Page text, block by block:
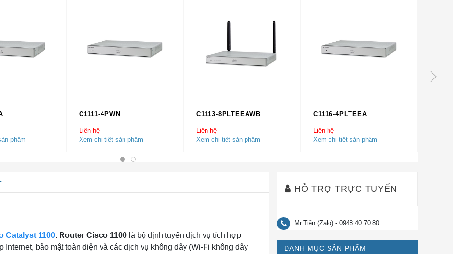
phẩm
C1111-4PWN
Liên hệ
Xem chi tiết sản phẩm
C1113-8PLTEEAWB
Liên hệ
Xem chi tiết sản phẩm
C1116-4PLTEEA
Liên hệ
Xem chi tiết sản phẩm
Catalyst 1100. Router Cisco 1100 là bộ định tuyến dịch vụ tích hợp
Internet, bảo mật toàn diện và các dịch vụ không dây (Wi-Fi không dây
HỖ TRỢ TRỰC TUYẾN
Mr.Tiến (Zalo) - 0948.40.70.80
DANH MỤC SẢN PHẨM